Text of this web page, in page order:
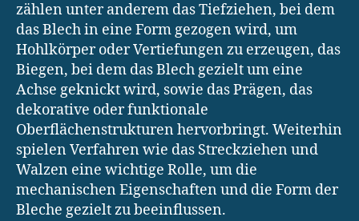
zählen unter anderem das Tiefziehen, bei dem
das Blech in eine Form gezogen wird, um
Hohlkörper oder Vertiefungen zu erzeugen, das
Biegen, bei dem das Blech gezielt um eine
Achse geknickt wird, sowie das Prägen, das
dekorative oder funktionale
Oberflächenstrukturen hervorbringt. Weiterhin
spielen Verfahren wie das Streckziehen und
Walzen eine wichtige Rolle, um die
mechanischen Eigenschaften und die Form der
Bleche gezielt zu beeinflussen.